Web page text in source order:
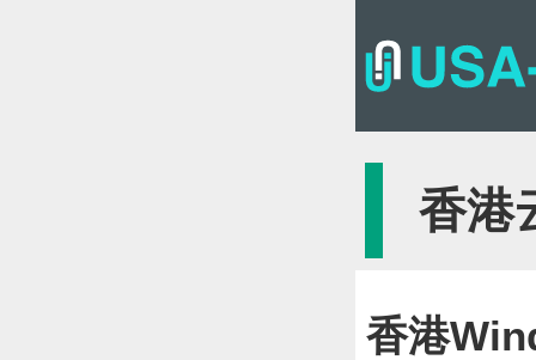
香港
香港